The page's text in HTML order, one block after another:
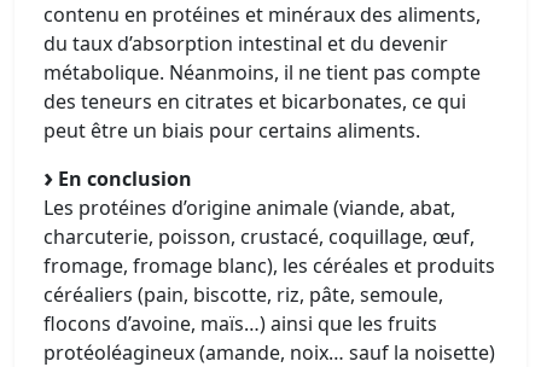
contenu en protéines et minéraux des aliments,
du taux d’absorption intestinal et du devenir
métabolique. Néanmoins, il ne tient pas compte
des teneurs en citrates et bicarbonates, ce qui
peut être un biais pour certains aliments.
En conclusion
Les protéines d’origine animale (viande, abat,
charcuterie, poisson, crustacé, coquillage, œuf,
fromage, fromage blanc), les céréales et produits
céréaliers (pain, biscotte, riz, pâte, semoule,
flocons d’avoine, maïs…) ainsi que les fruits
protéoléagineux (amande, noix… sauf la noisette)